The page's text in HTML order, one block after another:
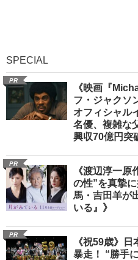
SPECIAL
PR
《映画『
フ・ジャクソ
オフィシャル
名優、複雑な
興収70億円突
PR
《渡辺淳一
の性”を真摯
馬・吉田羊が
いる』》
PR
《祝59歳》
暴走！ “勝手